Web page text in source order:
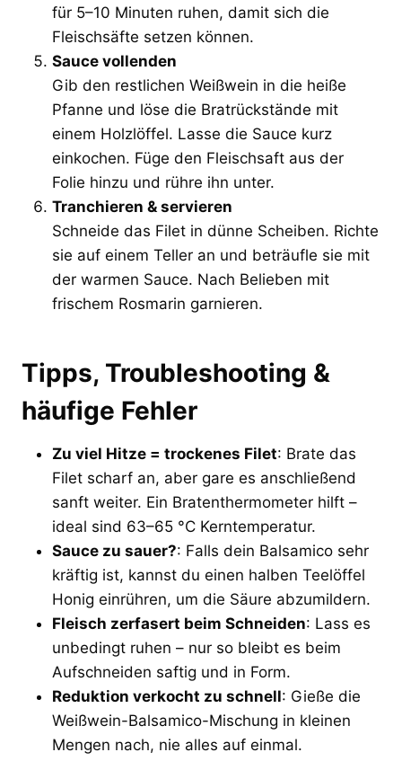
für 5–10 Minuten ruhen, damit sich die
Fleischsäfte setzen können.
Sauce vollenden
Gib den restlichen Weißwein in die heiße
Pfanne und löse die Bratrückstände mit
einem Holzlöffel. Lasse die Sauce kurz
einkochen. Füge den Fleischsaft aus der
Folie hinzu und rühre ihn unter.
Tranchieren & servieren
Schneide das Filet in dünne Scheiben. Richte
sie auf einem Teller an und beträufle sie mit
der warmen Sauce. Nach Belieben mit
frischem Rosmarin garnieren.
Tipps, Troubleshooting &
häufige Fehler
Zu viel Hitze = trockenes Filet: Brate das
Filet scharf an, aber gare es anschließend
sanft weiter. Ein Bratenthermometer hilft –
ideal sind 63–65 °C Kerntemperatur.
Sauce zu sauer?: Falls dein Balsamico sehr
kräftig ist, kannst du einen halben Teelöffel
Honig einrühren, um die Säure abzumildern.
Fleisch zerfasert beim Schneiden: Lass es
unbedingt ruhen – nur so bleibt es beim
Aufschneiden saftig und in Form.
Reduktion verkocht zu schnell: Gieße die
Weißwein-Balsamico-Mischung in kleinen
Mengen nach, nie alles auf einmal.